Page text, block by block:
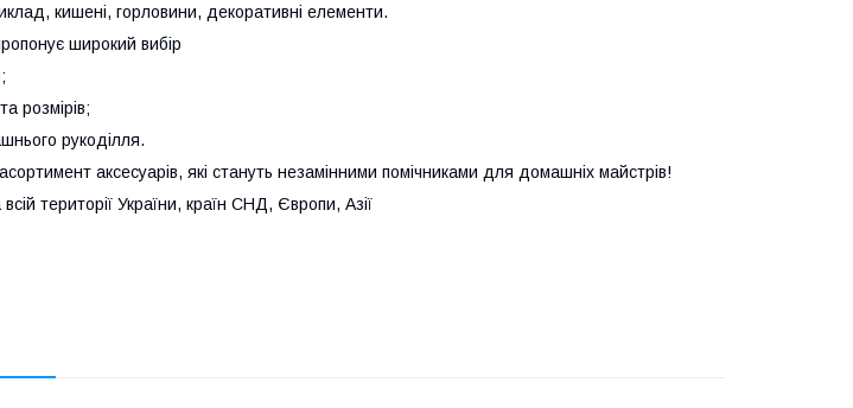
кишені, горловини, декоративні елементи.
широкий вибір
розмірів;
рукоділля.
аксесуарів, які стануть незамінними помічниками для домашніх майстрів!
території України, країн СНД, Європи, Азії